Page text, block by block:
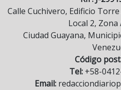
Calle Cuchivero, Edificio
Local 2, Zona
Ciudad Guayana,
Código
Tel:+58-
Email: